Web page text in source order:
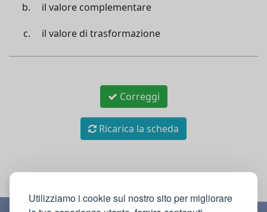
Utilizziamo i cookie sul nostro sito per migliorare
il valore complementare
il valore di trasformazione
Correggi
Ricarica la scheda